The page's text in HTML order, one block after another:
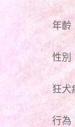
年齡
性別
狂犬
行為